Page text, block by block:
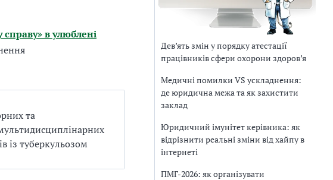
в улюблені
та
із туберкульозом
Дев’ять змін у порядку атестації
працівників сфери охорони здоров’я
Медичні помилки VS ускладнення:
де юридична межа та як захистити
заклад
Юридичний імунітет керівника: як
відрізнити реальні зміни від хайпу в
інтернеті
ПМГ-2026: як організувати